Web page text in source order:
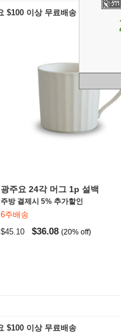
$100 이상 무료배송
광주요 24각 머그 1p 설백
주방 결제시 5% 추가할인
6주배송
$45.10 $36.08 (20% off)
$100 이상 무료배송